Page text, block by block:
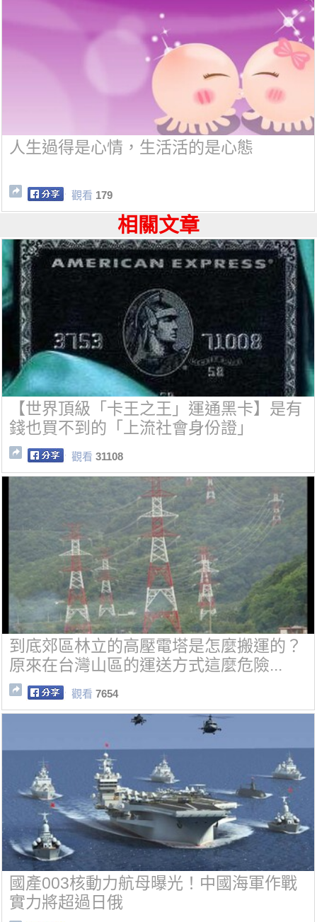
人生過得是心情，生活活的是心態
觀看 179
相關文章
【世界頂級「卡王之王」運通黑卡】是有
錢也買不到的「上流社會身份證」
觀看 31108
到底郊區林立的高壓電塔是怎麼搬運的？
原來在台灣山區的運送方式這麼危險...
觀看 7654
國產003核動力航母曝光！中國海軍作戰
實力將超過日俄